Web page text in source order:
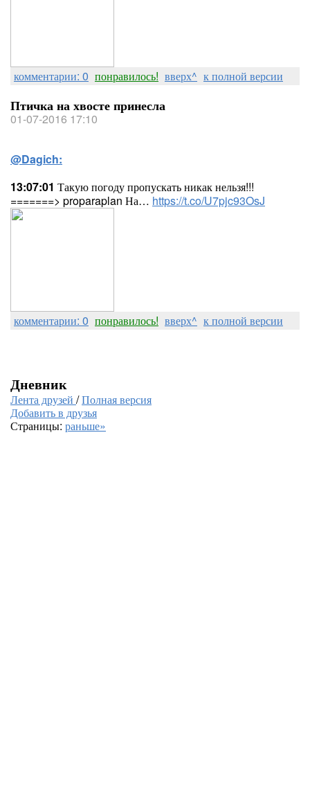
комментарии: 0 понравилось! вверх^ к полной версии
Птичка на хвосте принесла
01-07-2016 17:10
@Dagich:
13:07:01 Такую погоду пропускать никак нельзя!!!
=======> proparaplan На… https://t.co/U7pjc93OsJ
комментарии: 0 понравилось! вверх^ к полной версии
Дневник
Лента друзей /Полная версия
Добавить в друзья
Страницы: раньше»